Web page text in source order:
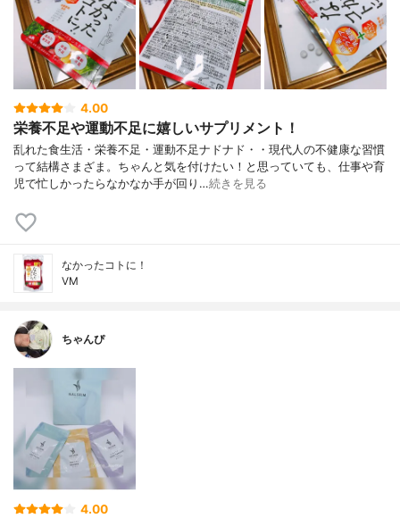
4.00
栄養不足や運動不足に嬉しいサプリメント！
乱れた食生活・栄養不足・運動不足ナドナド・・現代人の不健康な習慣
って結構さまざま。ちゃんと気を付けたい！と思っていても、仕事や育
児で忙しかったらなかなか手が回り…続きを見る
なかったコトに！
VM
ちゃんぴ
4.00